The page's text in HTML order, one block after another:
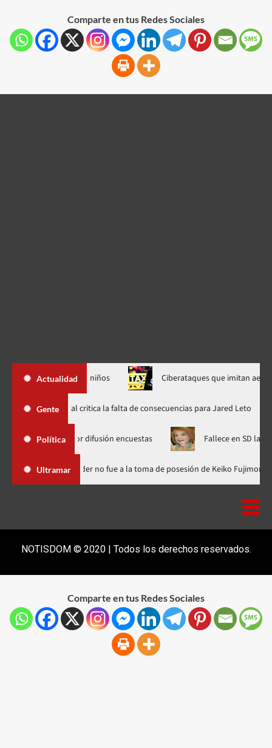
Comparte en tus Redes Sociales
Actualidad
el interés de niños Ciberataques que imitan aerolíneas
Gente
Directora de documental critica la falta de consecuencias para
Política
Media por difusión encuestas Fallece en SD la abogada
Ultramar Luis Abinader no fue a la toma de posesión de
NOTISDOM © 2020 | Todos los derechos reservados.
Comparte en tus Redes Sociales